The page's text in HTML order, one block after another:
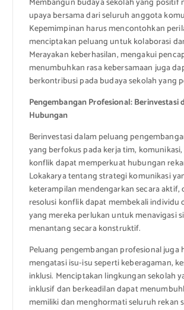
upaya bersama dari seluruh anggota
Kepemimpinan harus mencontohkan
menciptakan peluang untuk kolaborasi
Merayakan keberhasilan, mengakui
menumbuhkan rasa kebersamaan juga
berkontribusi pada budaya sekolah yang
Pengembangan Profesional: Berinvestasi
Hubungan
Berinvestasi dalam peluang
yang berfokus pada kerja tim,
konflik dapat memperkuat hubungan
Lokakarya tentang strategi komunikasi
keterampilan mendengarkan secara aktif,
resolusi konflik dapat membekali individu
yang mereka perlukan untuk menavigasi
menantang secara konstruktif.
Peluang pengembangan profesional juga
mengatasi isu-isu seperti keberagaman,
inklusi. Menciptakan lingkungan sekolah
inklusif dan berkeadilan dapat
memiliki dan menghormati seluruh rekan